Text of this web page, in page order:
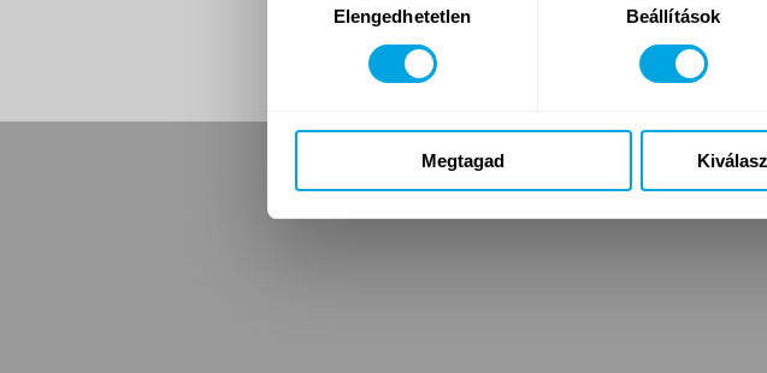
kiválasztásaElengedhetetlen Beállítások
Megtagad